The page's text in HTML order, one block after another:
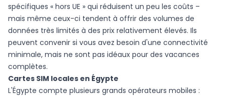
spécifiques « hors UE » qui réduisent un peu les coûts –
mais même ceux-ci tendent à offrir des volumes de
données très limités à des prix relativement élevés. Ils
peuvent convenir si vous avez besoin d'une connectivité
minimale, mais ne sont pas idéaux pour des vacances
complètes.
Cartes SIM locales en Égypte
L'Égypte compte plusieurs grands opérateurs mobiles :